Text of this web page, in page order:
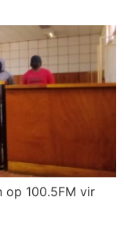
op 100.5FM vir